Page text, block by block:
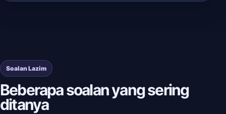
Soalan Lazim
Beberapa soalan yang sering
ditanya